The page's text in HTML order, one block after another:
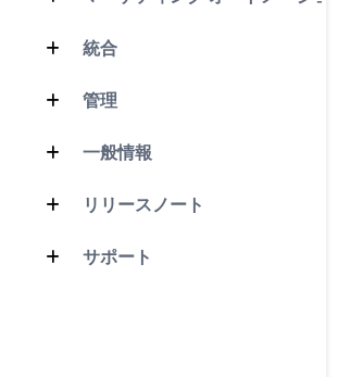
統合
管理
一般情報
リリースノート
サポート